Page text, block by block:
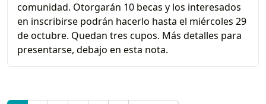
comunidad. Otorgarán 10 becas y los interesados
en inscribirse podrán hacerlo hasta el miércoles 29
de octubre. Quedan tres cupos. Más detalles para
presentarse, debajo en esta nota.